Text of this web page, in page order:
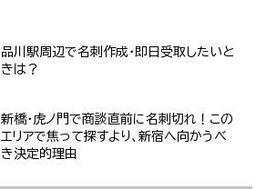
品川駅周辺で名刺作成・即日受取したいと
きは？
新橋・虎ノ門で商談直前に名刺切れ！この
エリアで焦って探すより、新宿へ向かうべ
き決定的理由